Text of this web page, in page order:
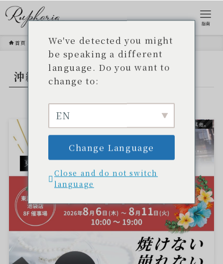
指南
首頁 沖繩化妝品
沖繩化妝品 - TAG -.
其他。
We've detected you might
be speaking a different
language. Do you want to
change to:
EN
Change Language
Close and do not switch
language